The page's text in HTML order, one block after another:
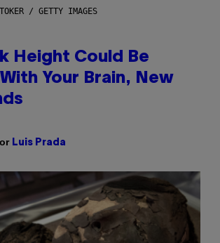
/ GETTY IMAGES
Height Could Be
Your Brain, New
Luis Prada